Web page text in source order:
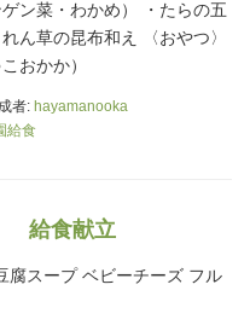
ン菜・わかめ） ・たらの五
ん草の昆布和え 〈おやつ〉
おかか）
者: hayamanooka
給食
給食献立
腐スープ ベビーチーズ フル